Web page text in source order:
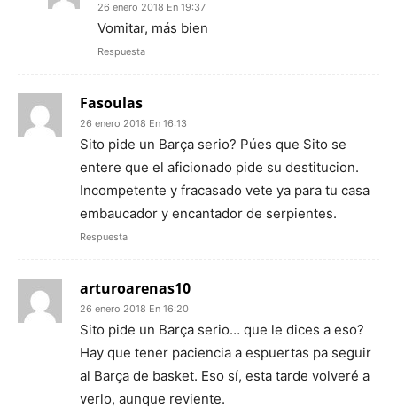
26 enero 2018 En 19:37
Vomitar, más bien
Respuesta
Fasoulas
26 enero 2018 En 16:13
Sito pide un Barça serio? Púes que Sito se
entere que el aficionado pide su destitucion.
Incompetente y fracasado vete ya para tu casa
embaucador y encantador de serpientes.
Respuesta
arturoarenas10
26 enero 2018 En 16:20
Sito pide un Barça serio… que le dices a eso?
Hay que tener paciencia a espuertas pa seguir
al Barça de basket. Eso sí, esta tarde volveré a
verlo, aunque reviente.